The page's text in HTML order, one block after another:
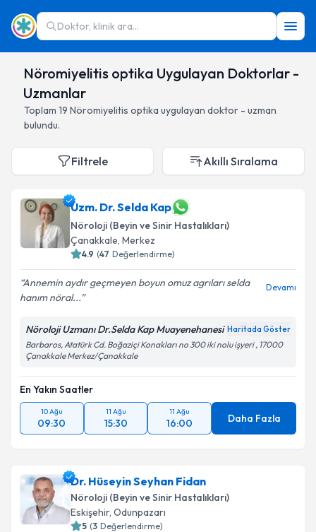
Doktor, klinik ara...
Nöromiyelitis optika Uygulayan Doktorlar -
Uzmanlar
Toplam 19 Nöromiyelitis optika uygulayan doktor - uzman
bulundu.
Filtrele Akıllı Sıralama
Uzm. Dr. Selda Kap
Nöroloji (Beyin ve Sinir Hastalıkları)
Çanakkale, Merkez
4.9 (47 Değerlendirme)
Annemin aydır geçmeyen boyun omuz agrıları selda
hanım nöral...
Devamı
Nöroloji Uzmanı Dr.Selda Kap Muayenehanesi Haritada Göster
Barbaros, Atatürk Cd. Boğaziçi Konakları no 300 iki nolu işyeri , 17000
Çanakkale Merkez/Çanakkale
En Yakın Saatler
10 Ağu
09:30
11 Ağu
15:30
11 Ağu
16:00 Daha Fazla
Dr. Hüseyin Seyhan Fidan
Nöroloji (Beyin ve Sinir Hastalıkları)
Eskişehir, Odunpazarı
5 (3 Değerlendirme)